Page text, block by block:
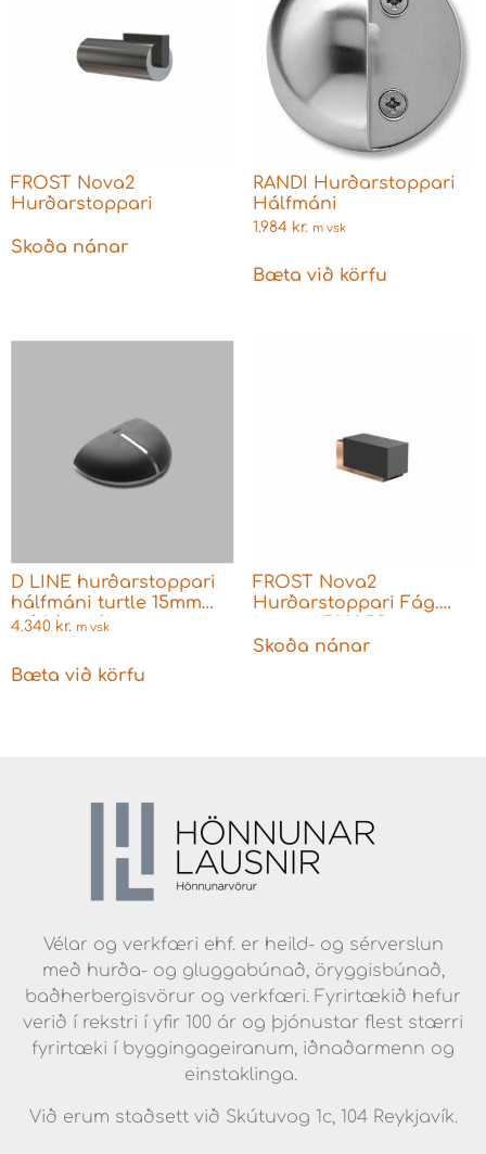
FROST Nova2
Hurðarstoppari
Skoða nánar
RANDI Hurðarstoppari
Hálfmáni
1.984 kr. m vsk
Bæta við körfu
D LINE hurðarstoppari
hálfmáni turtle 15mm
ryðfrítt stál
4.340 kr. m vsk
Bæta við körfu
FROST Nova2
Hurðarstoppari Fág.
Skoða nánar
Vélar og verkfæri ehf. er heild- og sérverslun
með hurða- og gluggabúnað, öryggisbúnað,
baðherbergisvörur og verkfæri. Fyrirtækið hefur
verið í rekstri í yfir 100 ár og þjónustar flest stærri
fyrirtæki í byggingageiranum, iðnaðarmenn og
einstaklinga.
Við erum staðsett við Skútuvog 1c, 104 Reykjavík.